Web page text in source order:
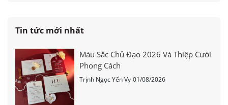
Tin tức mới nhất
Màu Sắc Chủ Đạo 2026 Và Thiệp Cưới
Phong Cách
Trịnh Ngọc Yến Vy 01/08/2026